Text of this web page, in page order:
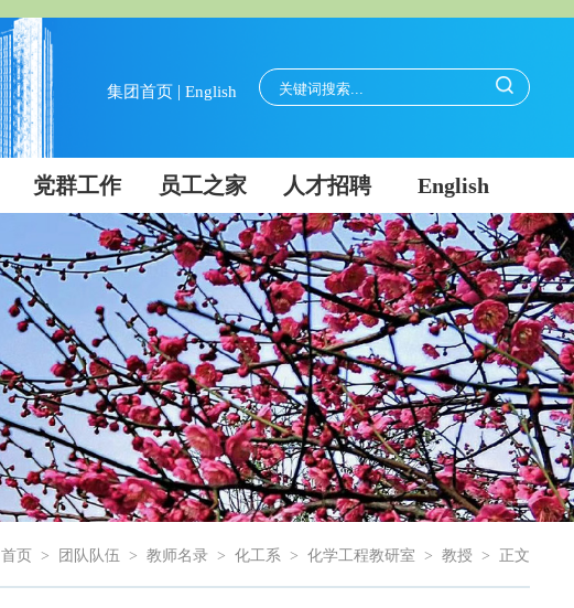
集团首页| English
党群工作 员工之家 人才招聘 English
首页 > 团队队伍 > 教师名录 > 化工系 > 化学工程教研室 > 教授 > 正文